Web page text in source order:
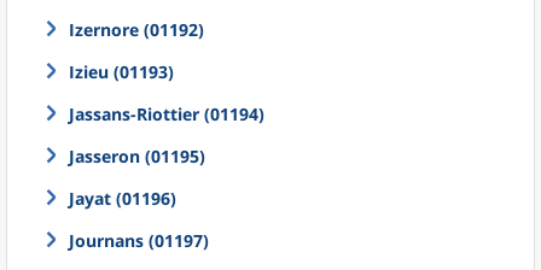
Izernore (01192)
Izieu (01193)
Jassans-Riottier (01194)
Jasseron (01195)
Jayat (01196)
Journans (01197)